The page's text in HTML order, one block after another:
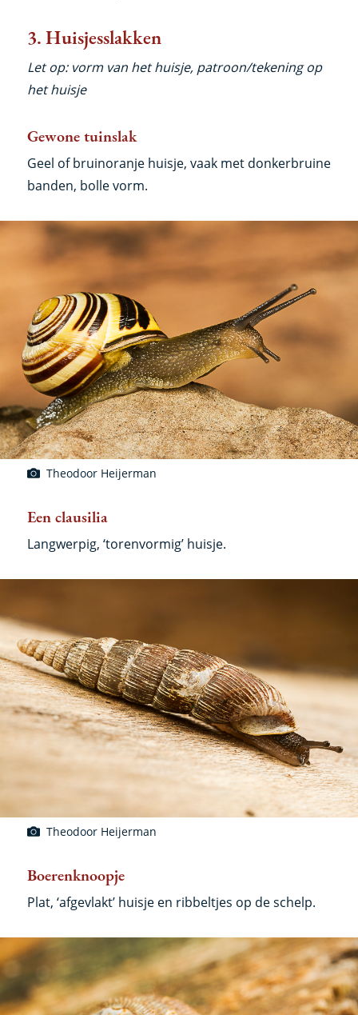
3. Huisjesslakken
Let op: vorm van het huisje, patroon/tekening op
het huisje
Gewone tuinslak
Geel of bruinoranje huisje, vaak met donkerbruine
banden, bolle vorm.
Theodoor Heijerman
Een clausilia
Langwerpig, ‘torenvormig’ huisje.
Theodoor Heijerman
Boerenknoopje
Plat, ‘afgevlakt’ huisje en ribbeltjes op de schelp.